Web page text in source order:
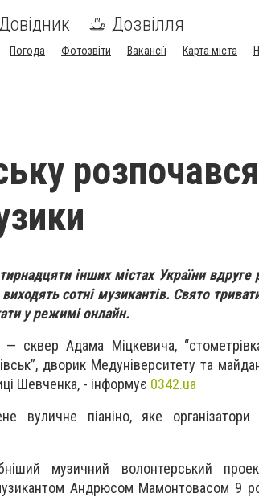
Дозвілля
Погода Фотозвіти Вакансії Карта міста
розпочався
інших містах України вдруге
сотні музикантів. Свято
у режимі онлайн.
сквер Адама Міцкевича,
дворик Медуніверситету та
Шевченка, - інформує 0342.ua
вуличне піаніно, яке організатори
музичний волонтерський
Андрюсом Мамонтовасом 9